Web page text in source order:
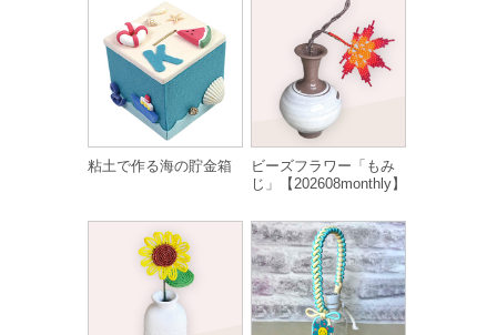
粘土で作る海の貯金箱
ビーズフラワー「もみ
じ」【202608monthly】